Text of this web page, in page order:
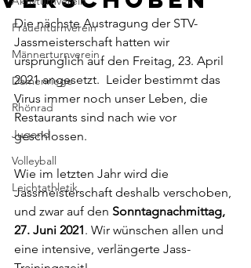
Frauenturnverein
Männerturnverein
Damenriege
Rhönrad
Jugend
Volleyball
Leichtathletik
Die nächste Austragung der STV-
Jassmeisterschaft hatten wir
ursprünglich auf den Freitag, 23. April
2021 angesetzt.  Leider bestimmt das
Virus immer noch unser Leben, die
Restaurants sind nach wie vor
geschlossen.
Wie im letzten Jahr wird die
Jassmeisterschaft deshalb verschoben,
und zwar auf den Sonntagnachmittag,
27. Juni 2021. Wir wünschen allen und
eine intensive, verlängerte Jass-